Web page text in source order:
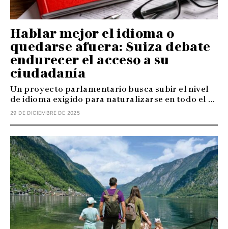
Hablar mejor el idioma o
quedarse afuera: Suiza debate
endurecer el acceso a su
ciudadanía
Un proyecto parlamentario busca subir el nivel
de idioma exigido para naturalizarse en todo el ...
29 DE DICIEMBRE DE 2025